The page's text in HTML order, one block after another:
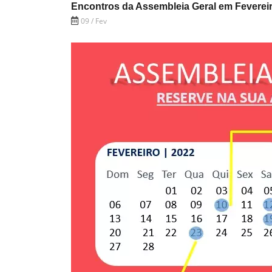
Encontros da Assembleia Geral em
09 / Fev